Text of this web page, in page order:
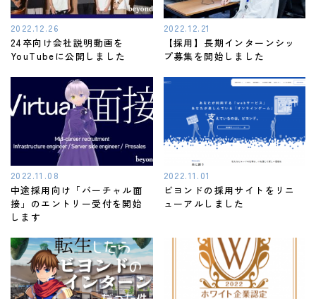
2022.12.26
24卒向け会社説明動画を
YouTubeに公開しました
2022.12.21
【採用】長期インターンシッ
プ募集を開始しました
2022.11.08
中途採用向け「バーチャル面
接」のエントリー受付を開始
します
2022.11.01
ビヨンドの採用サイトをリニ
ューアルしました